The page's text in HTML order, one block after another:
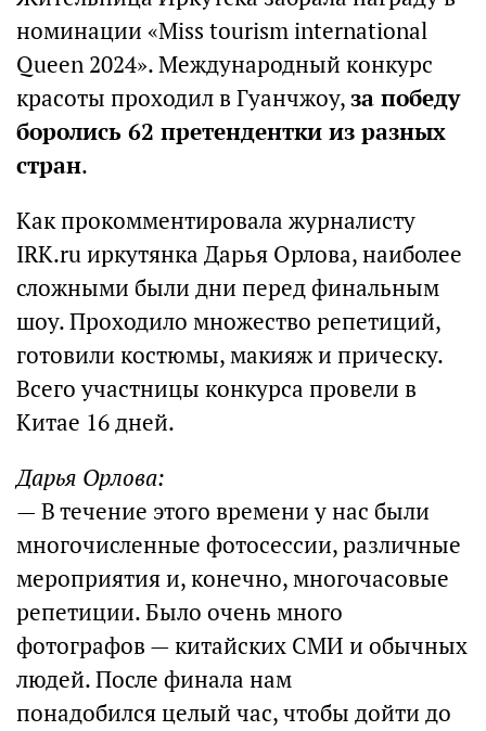
номинации «Miss tourism international
Queen 2024». Международный конкурс
красоты проходил в Гуанчжоу,за победу
боролись 62 претендентки из разных
стран.
Как прокомментировала журналисту
IRK.ru иркутянка Дарья Орлова, наиболее
сложными были дни перед финальным
шоу. Проходило множество репетиций,
готовили костюмы, макияж и прическу.
Всего участницы конкурса провели в
Китае 16 дней.
Дарья Орлова:
— В течение этого времени у нас были
многочисленные фотосессии, различные
мероприятия и, конечно, многочасовые
репетиции. Было очень много
фотографов — китайских СМИ и обычных
людей. После финала нам
понадобился целый час, чтобы дойти до